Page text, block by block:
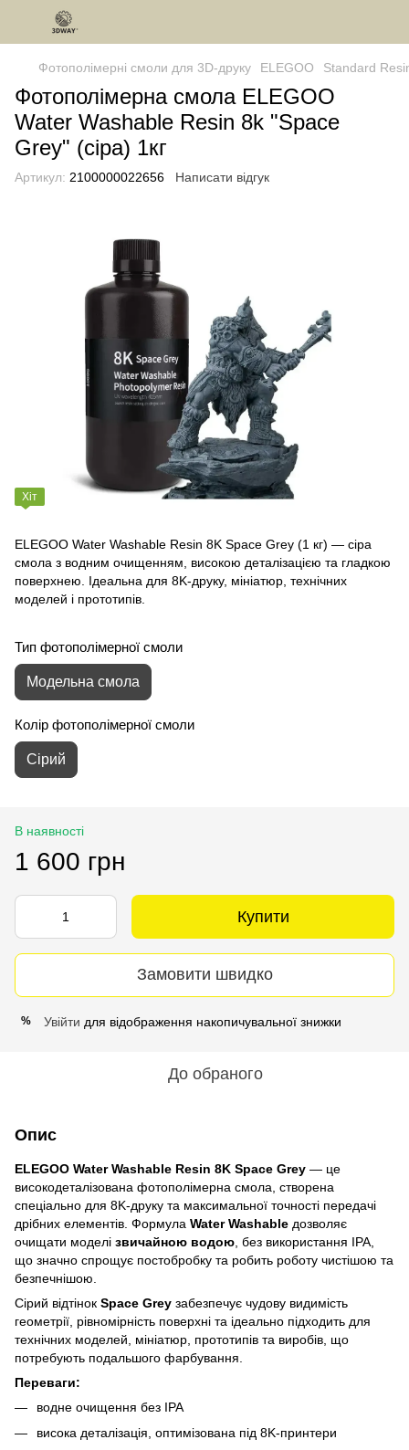
Фотополімерні смоли для 3D-друку ELEGOO Standard
Фотополімерна смола ELEGOO
Water Washable Resin 8k "Space
Grey" (сіра) 1кг
Артикул: 2100000022656 Написати відгук
Хіт
ELEGOO Water Washable Resin 8K Space Grey (1 кг) — сіра
смола з водним очищенням, високою деталізацією та гладкою
поверхнею. Ідеальна для 8K‑друку, мініатюр, технічних
моделей і прототипів.
Тип фотополімерної смоли
Модельна смола
Колір фотополімерної смоли
Сірий
В наявності
1 600 грн
Купити
Замовити швидко
% Увійти для відображення накопичувальної знижки
До обраного
Опис
ELEGOO Water Washable Resin 8K Space Grey — це
високодеталізована фотополімерна смола, створена
спеціально для 8K‑друку та максимальної точності передачі
дрібних елементів. Формула Water Washable дозволяє
очищати моделі звичайною водою , без використання IPA,
що значно спрощує постобробку та робить роботу чистішою та
безпечнішою.
Сірий відтінок Space Grey забезпечує чудову видимість
геометрії, рівномірність поверхні та ідеально підходить для
технічних моделей, мініатюр, прототипів та виробів, що
потребують подальшого фарбування.
Переваги:
водне очищення без IPA
висока деталізація, оптимізована під 8K‑принтери